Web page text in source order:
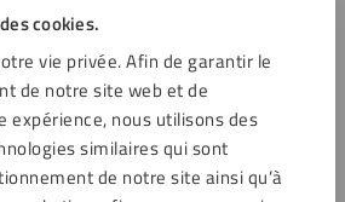
cookies.
vie privée. Afin de garantir le
de notre site web et de
expérience, nous utilisons des
similaires qui sont
de notre site ainsi qu’à
19,74€ TTC
Choix
durable
Enregistrer